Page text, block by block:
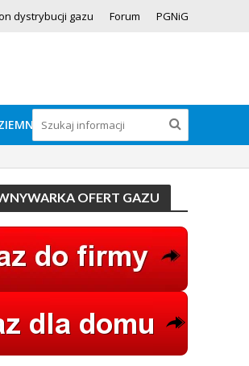
dystrybucji gazu Forum PGNiG
OFERT GAZU